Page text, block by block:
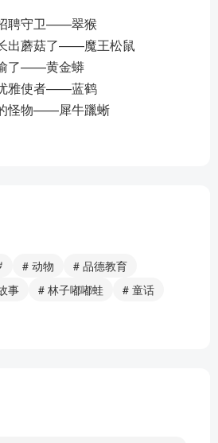
聘守卫——翠猴
出蘑菇了——魔王松鼠
了——黄金蟒
雅使者——蓝鹤
怪物——犀牛躐蜥
耳廓狐
妞妞
林子姐姐和嘟嘟蛙
# 动物
# 品德教育
事 # 林子嘟嘟蛙
# 童话